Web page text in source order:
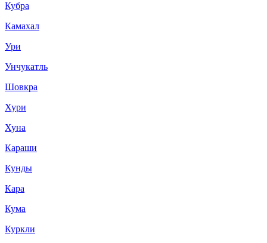
Кубра
Камахал
Ури
Унчукатль
Шовкра
Хури
Хуна
Караши
Кунды
Кара
Кума
Куркли